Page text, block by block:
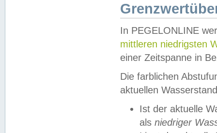
In PEGELONLINE
mittleren niedrigsten
einer Zeitspanne in
Die farblichen
aktuellen
Ist der aktuelle
als niedriger